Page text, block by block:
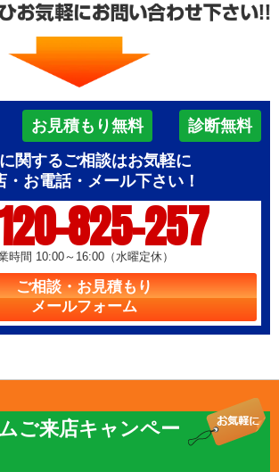
お見積もり無料
診断無料
関するご相談はお気軽に
・お電話・メール下さい！
825-257
時間 10:00～16:00（水曜定休）
ご相談・お見積もり
メールフォーム
ご来店キャンペー